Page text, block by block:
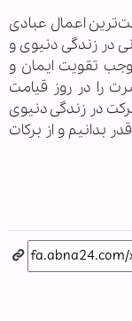
اعمال عبادی
در زندگی دنیوی و
تقویت ایمان و
را در روز قیامت
در زندگی دنیوی
بدانیم و از برکات